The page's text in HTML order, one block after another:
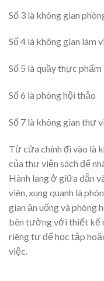
Số 3 là không gian
Số 4 là không gian làm
Số 5 là quầy thực phẩm
Số 6 là phòng hội thảo
Số 7 là không gian thư
Từ cửa chính đi vào là
của thư viện sách để
Hành lang ở giữa dẫn
viên, xung quanh là
gian ăn uống và phòng
bên tường với thiết kế
riêng tư để học tập
việc.